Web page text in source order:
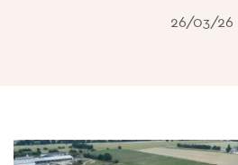
26/03/26